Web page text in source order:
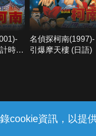
cookie資訊，以提
時
名偵探柯南(1997)-
引爆摩天樓 (日語)